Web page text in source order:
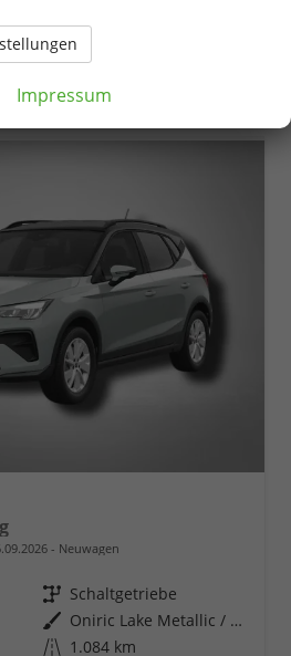
5,60 l/100km
g/km
Neuwagen
Getriebe Schaltgetriebe
Außenfarbe
Oniric Lake Metallic / Dach in Midnight Schwarz Metallic
Kilometerstand 1.084 km
Impressum